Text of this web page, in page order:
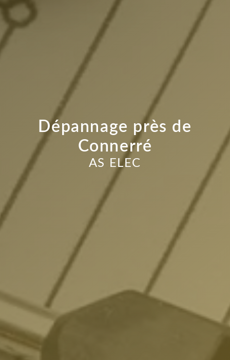
Dépannage près de
Connerré
AS ELEC